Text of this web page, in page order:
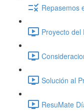
Repasemos
Proyecto del
Solución al
ResuMate